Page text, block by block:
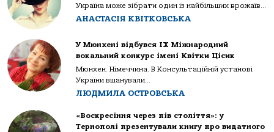
Україна може зібрати один із найбільших врожаїв...
АНАСТАСІЯ КВІТКОВСЬКА
У Мюнхені відбувся IX Міжнародний
вокальний конкурс імені Квітки Цісик
Мюнхен. Німеччина. В Консультаційній установі
України вшанували...
ЛЮДМИЛА ОСТРОВСЬКА
«Воскресіння через пів століття»: у
Тернополі презентували книгу про видатного